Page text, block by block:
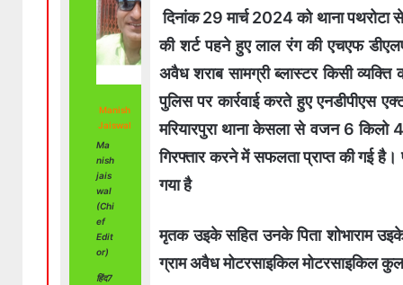
Manish
Jaiswal
Ma
nish
jais
wal
(Chi
ef
Edit
or)
हिंद7
दिनांक 29 मार्च 2024 को थाना पथरोटा
की शर्ट पहने हुए लाल रंग की एचएफ
अवैध शराब सामग्री ब्लास्टर किसी
पुलिस पर कार्रवाई करते हुए एनडीपीएस
मरियारपुरा थाना केसला से वजन 6
गिरफ्तार करने में सफलता प्राप्त की गई है।
गया है
मृतक उइके सहित उनके पिता शोभाराम
ग्राम अवैध मोटरसाइकिल मोटरसाइकिल